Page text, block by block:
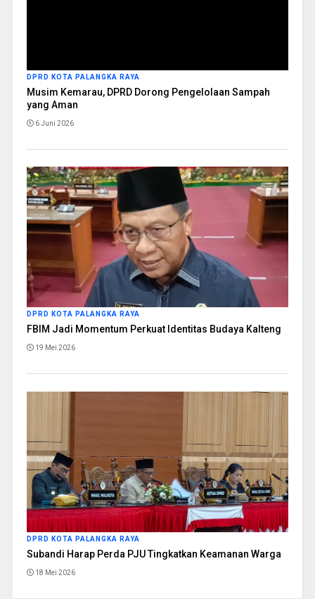
DPRD KOTA PALANGKA RAYA
Musim Kemarau, DPRD Dorong Pengelolaan Sampah
yang Aman
6 Juni 2026
DPRD KOTA PALANGKA RAYA
FBIM Jadi Momentum Perkuat Identitas Budaya Kalteng
19 Mei 2026
DPRD KOTA PALANGKA RAYA
Subandi Harap Perda PJU Tingkatkan Keamanan Warga
18 Mei 2026